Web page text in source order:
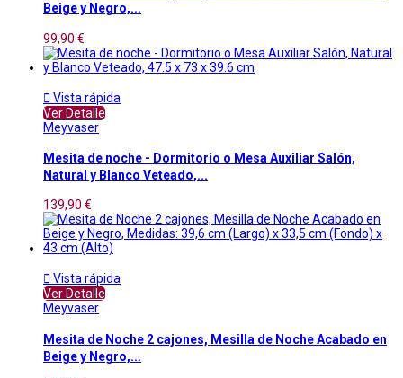
Beige y Negro,...
99,90 €
 Vista rápida
Ver Detalle
Meyvaser
Mesita de noche - Dormitorio o Mesa Auxiliar Salón,
Natural y Blanco Veteado,...
139,90 €
 Vista rápida
Ver Detalle
Meyvaser
Mesita de Noche 2 cajones, Mesilla de Noche Acabado en
Beige y Negro,...